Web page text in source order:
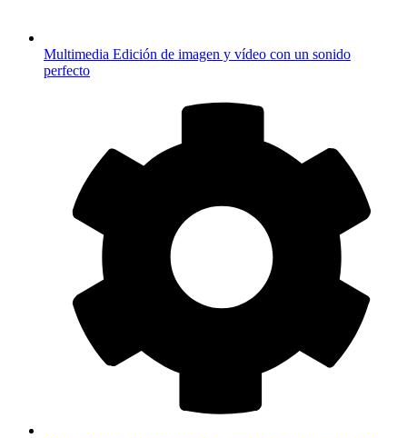
Multimedia Edición de imagen y vídeo con un sonido
perfecto